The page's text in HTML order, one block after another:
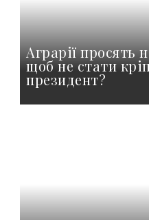
Аграрії просять
щоб не стати
президент?